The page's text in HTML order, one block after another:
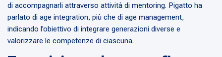
di accompagnarli attraverso attività di mentoring. Pigatto ha
parlato di age integration, più che di age management,
indicando l’obiettivo di integrare generazioni diverse e
valorizzare le competenze di ciascuna.